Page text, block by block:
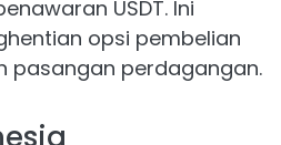
USDT. Ini
opsi pembelian
pasangan perdagangan.